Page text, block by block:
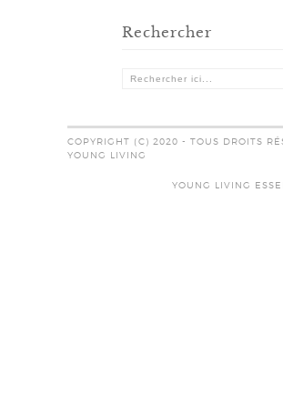
Rechercher
COPYRIGHT (C) 2020 - TOUS DROITS
YOUNG LIVING
YOUNG LIVING